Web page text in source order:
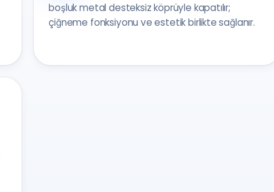
boşluk metal desteksiz köprüyle kapatılır;
çiğneme fonksiyonu ve estetik birlikte sağlanır.